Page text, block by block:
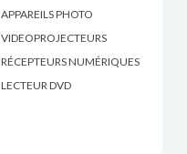
APPAREILS PHOTO
VIDEOPROJECTEURS
RÉCEPTEURS NUMÉRIQUES
LECTEUR DVD